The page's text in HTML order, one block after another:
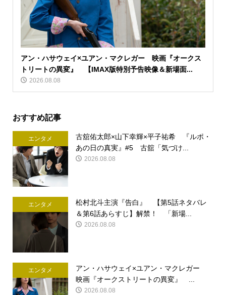
アン・ハサウェイ×ユアン・マクレガー 映画『オークス
トリートの異変』 【IMAX版特別予告映像＆新場面...
2026.08.08
おすすめ記事
エンタメ
古舘佑太郎×山下幸輝×平子祐希 『ルポ・
あの日の真実』#5 古舘「気づけ...
2026.08.08
エンタメ
松村北斗主演『告白』 【第5話ネタバレ
＆第6話あらすじ】解禁！ 「新場...
2026.08.08
エンタメ
アン・ハサウェイ×ユアン・マクレガー
映画『オークストリートの異変』 ...
2026.08.08